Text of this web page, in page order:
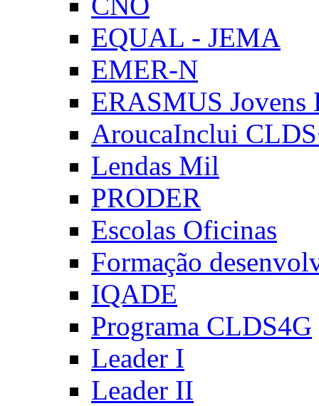
EQUAL - JEMA
EMER-N
ERASMUS Jovens
AroucaInclui
Lendas Mil
PRODER
Escolas Oficinas
Formação
IQADE
Programa CLDS4G
Leader I
Leader II